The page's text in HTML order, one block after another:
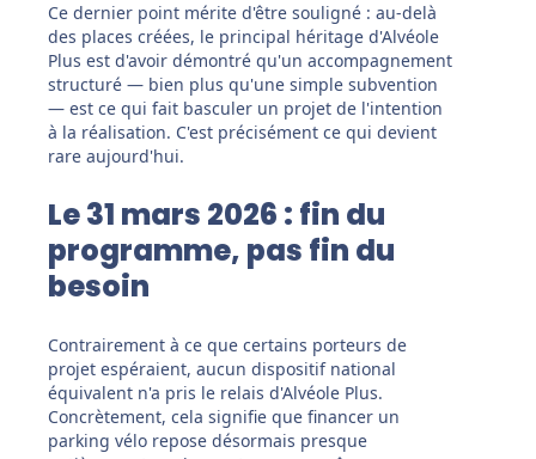
Ce dernier point mérite d'être souligné : au-delà
des places créées, le principal héritage d'Alvéole
Plus est d'avoir démontré qu'un accompagnement
structuré — bien plus qu'une simple subvention
— est ce qui fait basculer un projet de l'intention
à la réalisation. C'est précisément ce qui devient
rare aujourd'hui.
Le 31 mars 2026 : fin du
programme, pas fin du
besoin
Contrairement à ce que certains porteurs de
projet espéraient, aucun dispositif national
équivalent n'a pris le relais d'Alvéole Plus.
Concrètement, cela signifie que financer un
parking vélo repose désormais presque